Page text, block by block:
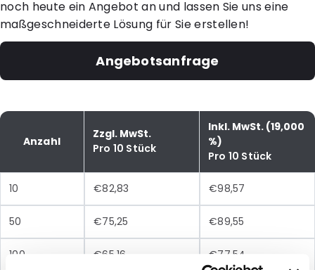
noch heute ein Angebot an und lassen Sie uns eine
maßgeschneiderte Lösung für Sie erstellen!
Angebotsanfrage
Anzahl
Zzgl. MwSt.
Pro 10 Stück
Inkl. MwSt. (19,000
%)
Pro 10 Stück
10 €82,83 €98,57
50 €75,25 €89,55
100 €65,16 €77,54